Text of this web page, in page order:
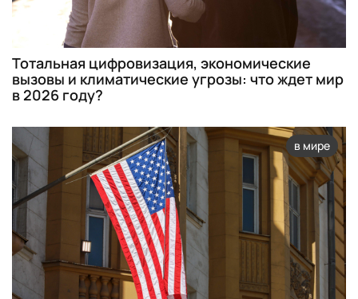
Тотальная цифровизация, экономические
вызовы и климатические угрозы: что ждет мир
в 2026 году?
в мире